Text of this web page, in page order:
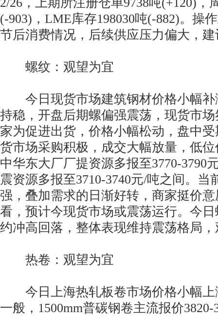
(-903)，LME库存198030吨(-882)。操
节后消费情况，后续供应压力偏大，
螺纹：观望为宜
今日现货市场建筑钢材价格小幅补
持稳，开盘后期螺偏强震荡，现货市
家为促进出货，价格小幅松动，盘中
货市场采购积极，成交大幅放量，低
中华东大厂厂提资源多报至3770-3790
震资源多报至3710-3740元/吨之间。当
强，叠加需求的日渐好转，商家挺价
看，预计今现货市场或震荡运行。今
约冲高回落，整体表现维持震荡格局
热卷：观望为宜
今日上海热轧板卷市场价格小幅上
一般，1500mm普碳钢卷主流报价3820-